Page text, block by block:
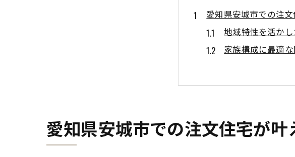
愛知県安城市での注
地域特性を活か
家族構成に最適
エコフレンドリ
安心・安全な暮
注文住宅ならでは
注文住宅で実現する
愛知県安城市での注文住宅が